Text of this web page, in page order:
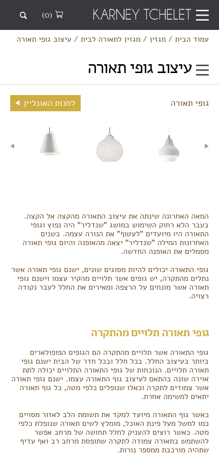
(0)
עמוד הבית/ מגזין/ מגזין לתאורה לבית/ עיצוב גופי תאורה
עיצוב גופי תאורה
גופי תאורה לחנות האונליין
המאה האחרונה שינתה את עיצוב התאורה מהקצה אל הקצה.
בעבר הלא רחוק השימוש במושג "שנדליר" היה נפוץ וגופי
התאורה היו מיועדים "לעטוף" את הנורה עצמה. בשנים
האחרונות המילה "שנדליר" יצאה מהאופנה והיום גופי תאורה
מסמלים את האופנה החדשה.
גופי התאורה יכולים להיות מסוגים שונים, ישנם גופי תאורה אשר
נתלים מהתקרה, יש גופים אשר תלויים מהקיר עצמו וישנם גופי
תאורה אשר מונחים על הרצפה ומאירים את החלל לעבר נקודה
רצויה.
גופי תאורה תלויים מהתקרה
גופי התאורה אשר תלויים מהתקרה הם הגופים הפופולארים
ביותר בעיצוב החלל. בכל חלל ובכל חדר של הבית ישנם גופי
תאורה תלויים. הנוכחות של גופי התאורה התלויים יכולה לתת
אוירה שונה בהתאם לעיצוב גוף התאורה עצמו. ישנם גופי תאורה
אשר צמודים לתקרה וכאלו שנופלים כלפי מטה, כל גוף תאורה
יתאים למשימה אחרת.
כאשר גוף התאורה מיועד למקד את תשומת הלב לאזור מסויים
כמו למשל מעל פינת האוכל, מומלץ לשים תאורה שנופלת כלפי
מטה. כאשר רוצים להעניק לחלל תחושה של מרחב אפשר
להשתמש בתאורה צמודה לתקרה שתופסת מרחב רב ואף עדיף
שתהיה מורכבת ממספר נורות.